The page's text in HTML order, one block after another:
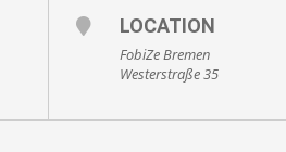
LOCATION
FobiZe Bremen
Westerstraße 35